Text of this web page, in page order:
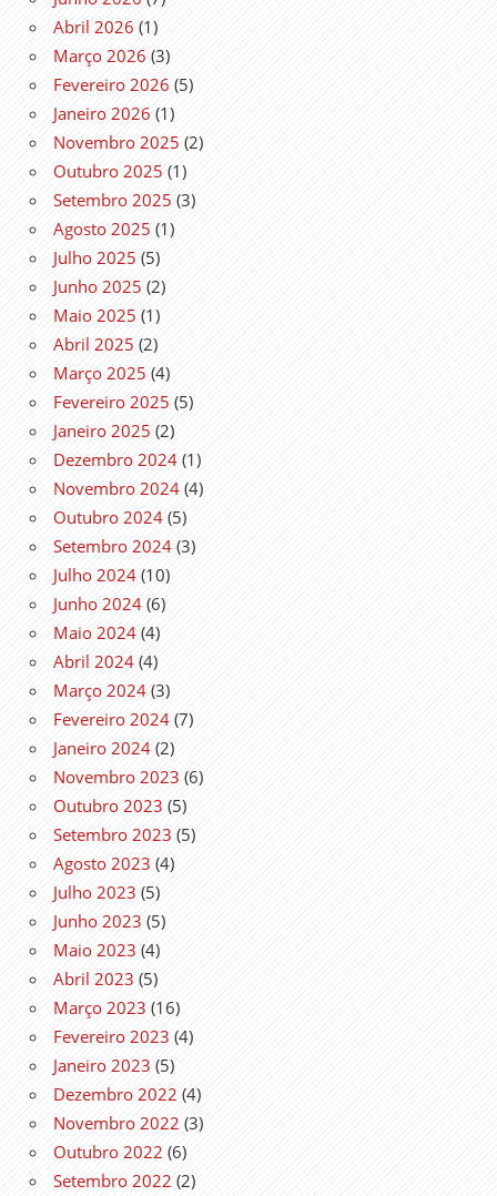
Abril 2026 (1)
Março 2026 (3)
Fevereiro 2026 (5)
Janeiro 2026 (1)
Novembro 2025 (2)
Outubro 2025 (1)
Setembro 2025 (3)
Agosto 2025 (1)
Julho 2025 (5)
Junho 2025 (2)
Maio 2025 (1)
Abril 2025 (2)
Março 2025 (4)
Fevereiro 2025 (5)
Janeiro 2025 (2)
Dezembro 2024 (1)
Novembro 2024 (4)
Outubro 2024 (5)
Setembro 2024 (3)
Julho 2024 (10)
Junho 2024 (6)
Maio 2024 (4)
Abril 2024 (4)
Março 2024 (3)
Fevereiro 2024 (7)
Janeiro 2024 (2)
Novembro 2023 (6)
Outubro 2023 (5)
Setembro 2023 (5)
Agosto 2023 (4)
Julho 2023 (5)
Junho 2023 (5)
Maio 2023 (4)
Abril 2023 (5)
Março 2023 (16)
Fevereiro 2023 (4)
Janeiro 2023 (5)
Dezembro 2022 (4)
Novembro 2022 (3)
Outubro 2022 (6)
Setembro 2022 (2)